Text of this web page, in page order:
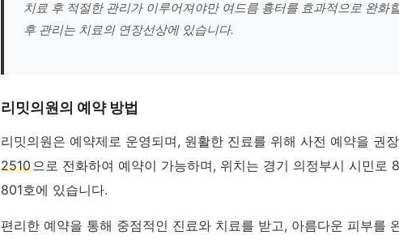
치료 후 적절한 관리가 이루어져야만 여드름 흉터를 효과적으로 완화
후 관리는 치료의 연장선상에 있습니다.
리밋의원의 예약 방법
리밋의원은 예약제로 운영되며, 원활한 진료를 위해 사전 예약을 권
2510으로 전화하여 예약이 가능하며, 위치는 경기 의정부시 시민로
801호에 있습니다.
편리한 예약을 통해 중점적인 진료와 치료를 받고, 아름다운 피부를